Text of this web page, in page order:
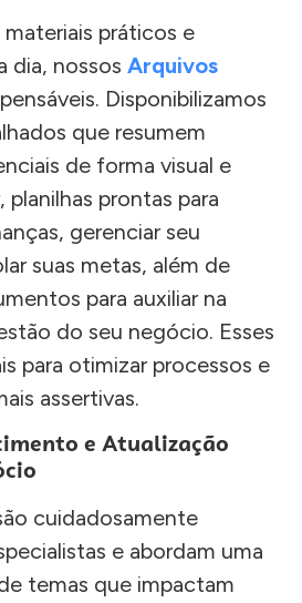
materiais práticos e
dia, nossos Arquivos
Disponibilizamos
que resumem
de forma visual e
prontas para
gerenciar seu
suas metas, além de
para auxiliar na
do seu negócio. Esses
para otimizar processos e
assertivas.
e Atualização
cuidadosamente
e abordam uma
temas que impactam